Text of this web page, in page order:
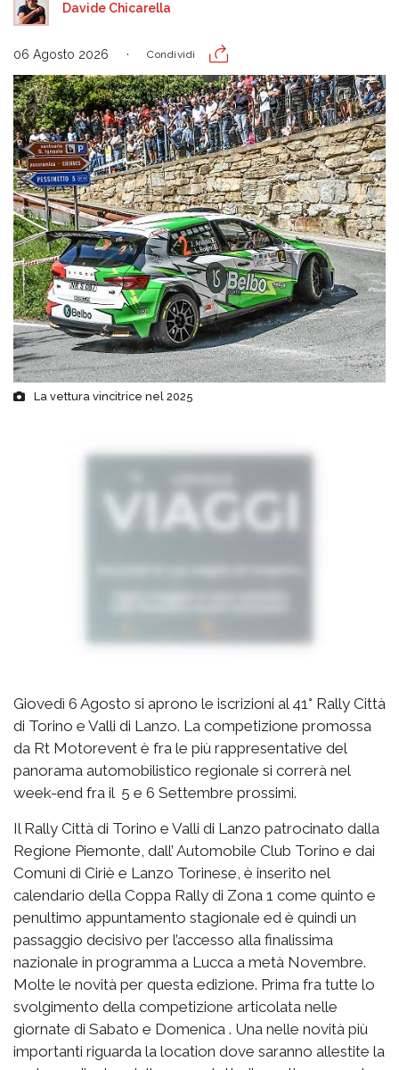
Davide Chicarella
06 Agosto 2026 Condividi
La vettura vincitrice nel 2025
Giovedì 6 Agosto si aprono le iscrizioni al 41° Rally Città
di Torino e Valli di Lanzo. La competizione promossa
da Rt Motorevent è fra le più rappresentative del
panorama automobilistico regionale si correrà nel
week-end fra il 5 e 6 Settembre prossimi.
Il Rally Città di Torino e Valli di Lanzo patrocinato dalla
Regione Piemonte, dall’ Automobile Club Torino e dai
Comuni di Ciriè e Lanzo Torinese, è inserito nel
calendario della Coppa Rally di Zona 1 come quinto e
penultimo appuntamento stagionale ed è quindi un
passaggio decisivo per l’accesso alla finalissima
nazionale in programma a Lucca a metà Novembre.
Molte le novità per questa edizione. Prima fra tutte lo
svolgimento della competizione articolata nelle
giornate di Sabato e Domenica . Una nelle novità più
importanti riguarda la location dove saranno allestite la